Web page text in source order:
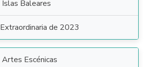
Islas Baleares
Extraordinaria de 2023
Artes Escénicas